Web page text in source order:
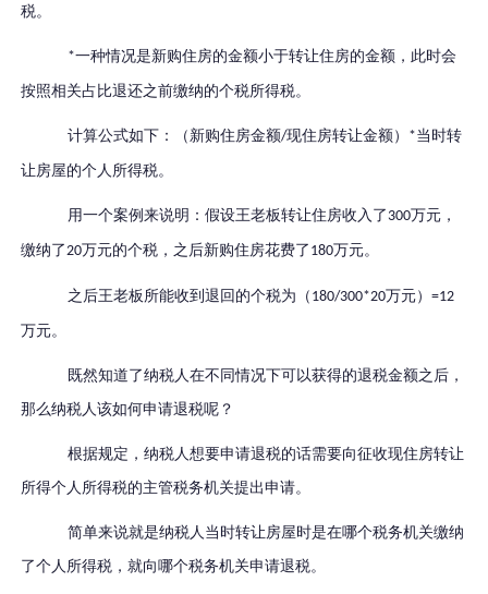
税。
*一种情况是新购住房的金额小于转让住房的金额，此时会
按照相关占比退还之前缴纳的个税所得税。
计算公式如下：（新购住房金额/现住房转让金额） *当时转
让房屋的个人所得税。
用一个案例来说明：假设王老板转让住房收入了 300万元，
缴纳了20万元的个税，之后新购住房花费了 180万元。
之后王老板所能收到退回的个税为（ 180/300*20万元）=12
万元。
既然知道了纳税人在不同情况下可以获得的退税金额之后，
那么纳税人该如何申请退税呢？
根据规定，纳税人想要申请退税的话需要向征收现住房转让
所得个人所得税的主管税务机关提出申请。
简单来说就是纳税人当时转让房屋时是在哪个税务机关缴纳
了个人所得税，就向哪个税务机关申请退税。